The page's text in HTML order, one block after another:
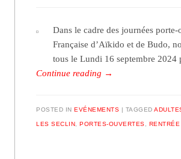
Dans le cadre des journées
Française d’Aïkido et de Budo,
tous le Lundi 16 septembre
Continue reading →
POSTED INEVÉNEMENTS TAGGED
LES SECLIN ,PORTES-OUVERTES